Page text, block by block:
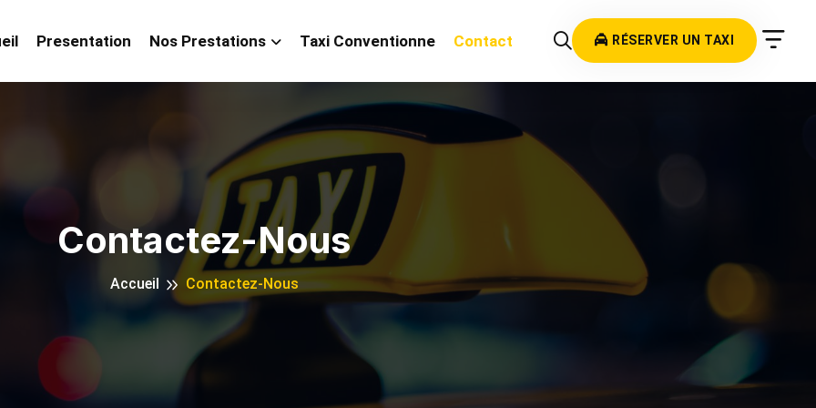
Presentation Nos Prestations Taxi Conventionne Contact RÉSERVER UN TAXI
Contactez-Nous
Accueil Contactez-Nous